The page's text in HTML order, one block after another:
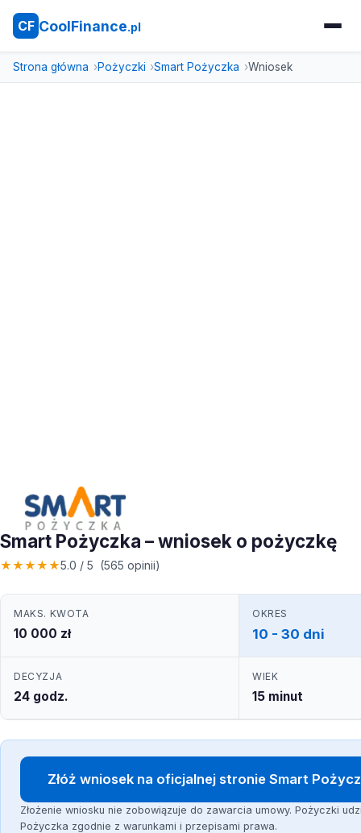
CF CoolFinance.pl
Strona główna Pożyczki Smart Pożyczka Wniosek
Smart Pożyczka – wniosek o pożyczkę
★★★★★5.0 / 5 (565 opinii)
MAKS. KWOTA
10 000 zł
OKRES
10 - 30 dni
DECYZJA
24 godz.
WIEK
15 minut
Złóż wniosek na oficjalnej stronie Smart
Złożenie wniosku nie zobowiązuje do zawarcia umowy. Pożyczki
Pożyczka zgodnie z warunkami i przepisami prawa.